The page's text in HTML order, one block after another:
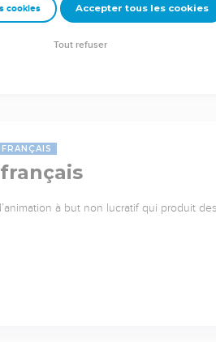
à but non lucratif qui produit
cookies Accepter tous les cookies
Tout refuser